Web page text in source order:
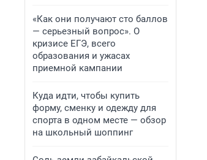
«Как они получают сто баллов
— серьезный вопрос». О
кризисе ЕГЭ, всего
образования и ужасах
приемной кампании
Куда идти, чтобы купить
форму, сменку и одежду для
спорта в одном месте — обзор
на школьный шоппинг